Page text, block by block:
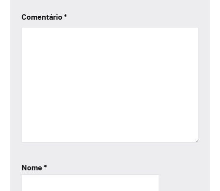
Comentário*
Nome*